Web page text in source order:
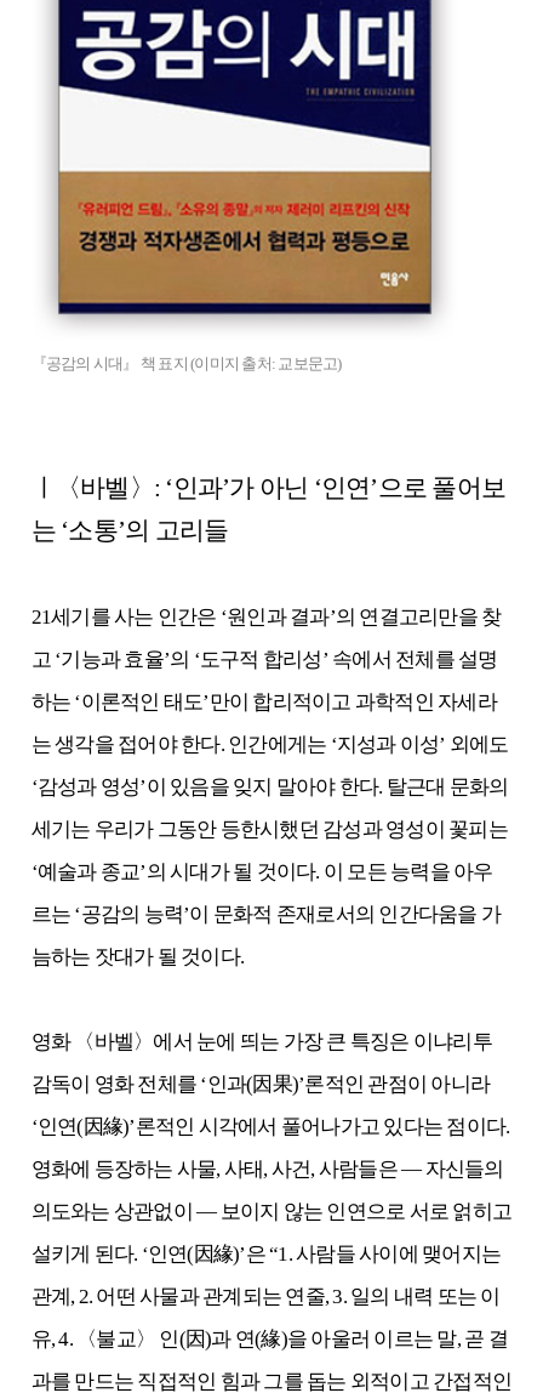
『공감의 시대』 책 표지 (이미지 출처: 교보문고)
ㅣ〈바벨〉: ‘인과’가 아닌 ‘인연’으로 풀어보
는 ‘소통’의 고리들
21세기를 사는 인간은 ‘원인과 결과’의 연결고리만을 찾
고 ‘기능과 효율’의 ‘도구적 합리성’ 속에서 전체를 설명
하는 ‘이론적인 태도’만이 합리적이고 과학적인 자세라
는 생각을 접어야 한다. 인간에게는 ‘지성과 이성’ 외에도
‘감성과 영성’이 있음을 잊지 말아야 한다. 탈근대 문화의
세기는 우리가 그동안 등한시했던 감성과 영성이 꽃피는
‘예술과 종교’의 시대가 될 것이다. 이 모든 능력을 아우
르는 ‘공감의 능력’이 문화적 존재로서의 인간다움을 가
늠하는 잣대가 될 것이다.
영화 〈바벨〉에서 눈에 띄는 가장 큰 특징은 이냐리투
감독이 영화 전체를 ‘인과(因果)’론적인 관점이 아니라
‘인연(因緣)’론적인 시각에서 풀어나가고 있다는 점이다.
영화에 등장하는 사물, 사태, 사건, 사람들은 ― 자신들의
의도와는 상관없이 ― 보이지 않는 인연으로 서로 얽히고
설키게 된다. ‘인연(因緣)’은 “1. 사람들 사이에 맺어지는
관계, 2. 어떤 사물과 관계되는 연줄, 3. 일의 내력 또는 이
유, 4. 〈불교〉 인(因)과 연(緣)을 아울러 이르는 말, 곧 결
과를 만드는 직접적인 힘과 그를 돕는 외적이고 간접적인